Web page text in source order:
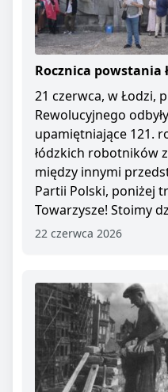
Rocznica powstania
21 czerwca, w Łodzi,
Rewolucyjnego
upamiętniające 121.
łódzkich robotników
między innymi
Partii Polski, poniżej
Towarzysze! Stoimy
22 czerwca 2026